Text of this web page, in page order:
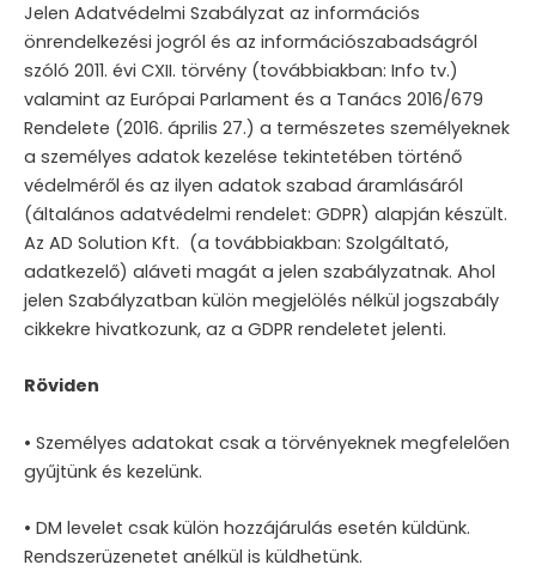
Jelen Adatvédelmi Szabályzat az információs
önrendelkezési jogról és az információszabadságról
szóló 2011. évi CXII. törvény (továbbiakban: Info tv.)
valamint az Európai Parlament és a Tanács 2016/679
Rendelete (2016. április 27.) a természetes személyeknek
a személyes adatok kezelése tekintetében történő
védelméről és az ilyen adatok szabad áramlásáról
(általános adatvédelmi rendelet: GDPR) alapján készült.
Az AD Solution Kft. (a továbbiakban: Szolgáltató,
adatkezelő) aláveti magát a jelen szabályzatnak. Ahol
jelen Szabályzatban külön megjelölés nélkül jogszabály
cikkekre hivatkozunk, az a GDPR rendeletet jelenti.
Röviden
• Személyes adatokat csak a törvényeknek megfelelően
gyűjtünk és kezelünk.
• DM levelet csak külön hozzájárulás esetén küldünk.
Rendszerüzenetet anélkül is küldhetünk.